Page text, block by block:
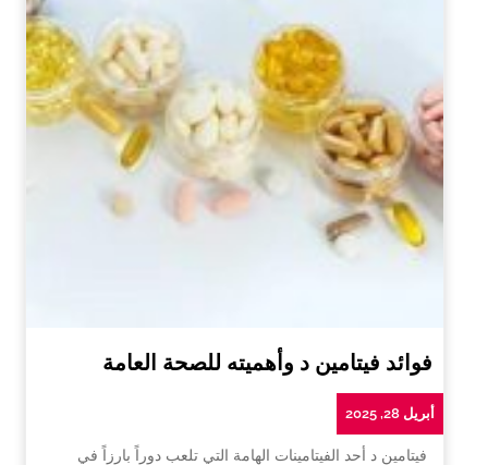
فوائد فيتامين د وأهميته للصحة العامة
أبريل 28, 2025
فيتامين د أحد الفيتامينات الهامة التي تلعب دوراً بارزاً في